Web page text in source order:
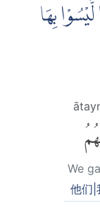
بِهَا
We
他们|